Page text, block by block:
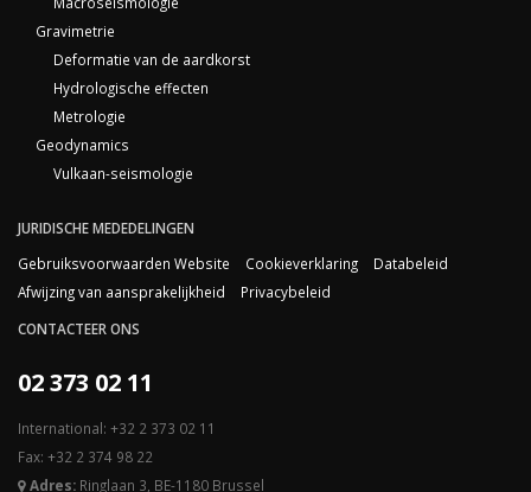
Gravimetrie
Deformatie van de aardkorst
Hydrologische effecten
Metrologie
Geodynamics
Vulkaan-seismologie
JURIDISCHE MEDEDELINGEN
Gebruiksvoorwaarden Website
Cookieverklaring
Databeleid
Afwijzing van aansprakelijkheid
Privacybeleid
CONTACTEER ONS
02 373 02 11
International: +32 2 373 02 11
Fax: +32 2 374 98 22
Adres: Ringlaan 3, BE-1180 Brussel